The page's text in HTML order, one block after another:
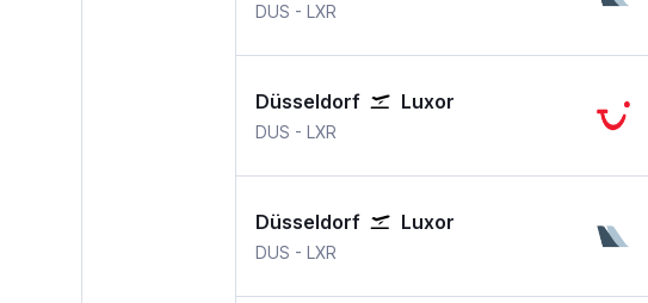
DUS - LXR
Düsseldorf Luxor
DUS - LXR
Düsseldorf Luxor
DUS - LXR